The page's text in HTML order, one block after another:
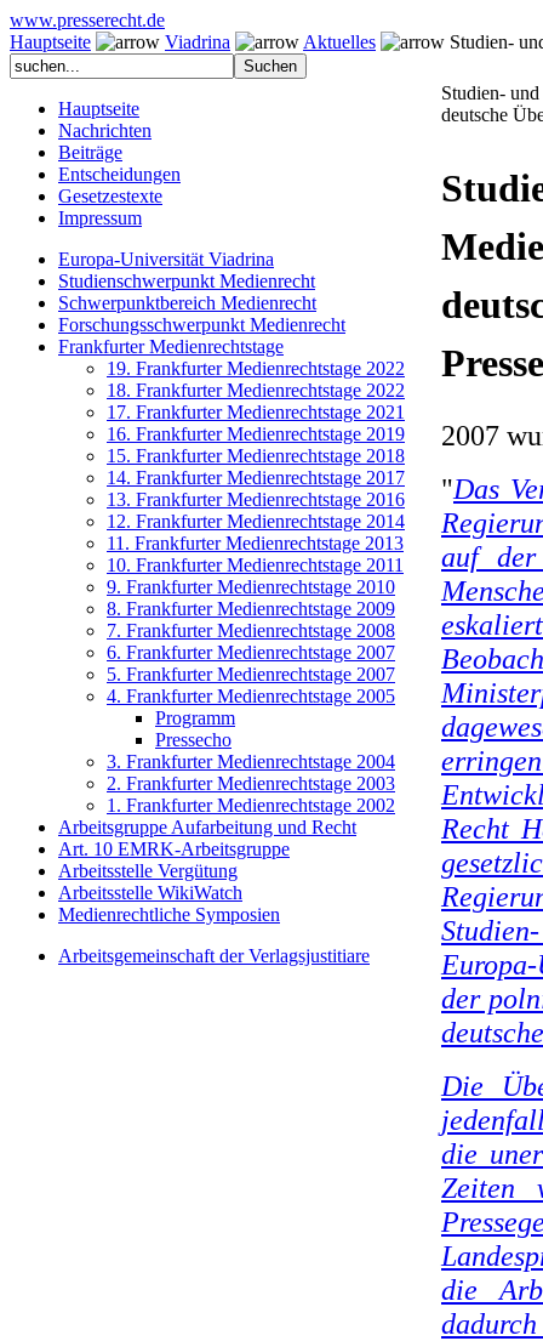
www.presserecht.de
Hauptseite
Viadrina Aktuelles Studien-
Hauptseite
Nachrichten
Beiträge
Entscheidungen
Gesetzestexte
Impressum
Europa-Universität Viadrina
Studienschwerpunkt Medienrecht
Schwerpunktbereich Medienrecht
Forschungsschwerpunkt Medienrecht
Frankfurter Medienrechtstage
19. Frankfurter Medienrechtstage 2022
18. Frankfurter Medienrechtstage 2022
17. Frankfurter Medienrechtstage 2021
16. Frankfurter Medienrechtstage 2019
15. Frankfurter Medienrechtstage 2018
14. Frankfurter Medienrechtstage 2017
13. Frankfurter Medienrechtstage 2016
12. Frankfurter Medienrechtstage 2014
11. Frankfurter Medienrechtstage 2013
10. Frankfurter Medienrechtstage 2011
9. Frankfurter Medienrechtstage 2010
8. Frankfurter Medienrechtstage 2009
7. Frankfurter Medienrechtstage 2008
6. Frankfurter Medienrechtstage 2007
5. Frankfurter Medienrechtstage 2007
4. Frankfurter Medienrechtstage 2005
Programm
Pressecho
3. Frankfurter Medienrechtstage 2004
2. Frankfurter Medienrechtstage 2003
1. Frankfurter Medienrechtstage 2002
Arbeitsgruppe Aufarbeitung und Recht
Art. 10 EMRK-Arbeitsgruppe
Arbeitsstelle Vergütung
Arbeitsstelle WikiWatch
Medienrechtliche Symposien
Arbeitsgemeinschaft der Verlagsjustitiare
Studien-
deutsche
2007
"Das
auf der
Recht
der
Die
die
Zeiten
die